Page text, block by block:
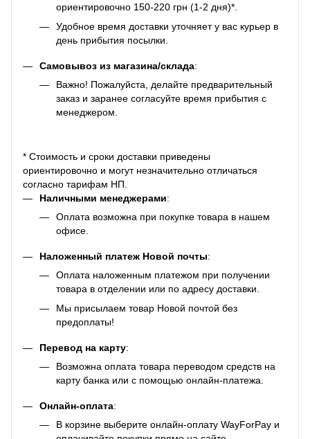
ориентировочно 150-220 грн (1-2 дня)*.
Удобное время доставки уточняет у вас курьер в
день прибытия посылки.
Самовывоз из магазина/склада:
Важно! Пожалуйста, делайте предварительный
заказ и заранее согласуйте время прибытия с
менеджером.
* Стоимость и сроки доставки приведены
ориентировочно и могут незначительно отличаться
согласно тарифам НП.
Наличными менеджерами:
Оплата возможна при покупке товара в нашем
офисе.
Наложенный платеж Новой почты:
Оплата наложенным платежом при получении
товара в отделении или по адресу доставки.
Мы присылаем товар Новой почтой без
предоплаты!
Перевод на карту:
Возможна оплата товара переводом средств на
карту банка или с помощью онлайн-платежа.
Онлайн-оплата:
В корзине выберите онлайн-оплату WayForPay и